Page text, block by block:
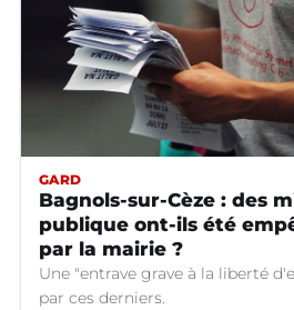
GARD
Bagnols-sur-Cèze : des
publique ont-ils été
par la mairie ?
Une "entrave grave à la liberté
par ces derniers.